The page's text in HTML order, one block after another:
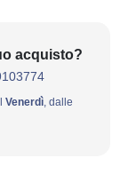
acquisto?
Venerdì, dalle